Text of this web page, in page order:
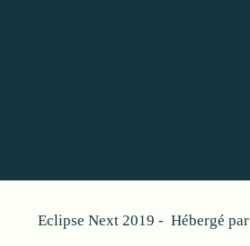
Eclipse Next 2019 - Hébergé par